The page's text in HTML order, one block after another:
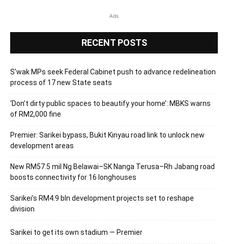
Ads
RECENT POSTS
S’wak MPs seek Federal Cabinet push to advance redelineation
process of 17 new State seats
‘Don’t dirty public spaces to beautify your home’: MBKS warns
of RM2,000 fine
Premier: Sarikei bypass, Bukit Kinyau road link to unlock new
development areas
New RM57.5 mil Ng Belawai–SK Nanga Terusa–Rh Jabang road
boosts connectivity for 16 longhouses
Sarikei’s RM4.9 bln development projects set to reshape
division
Sarikei to get its own stadium — Premier